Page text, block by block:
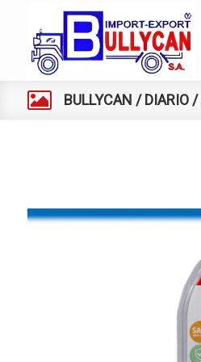
BULLYCAN / DIARIO/